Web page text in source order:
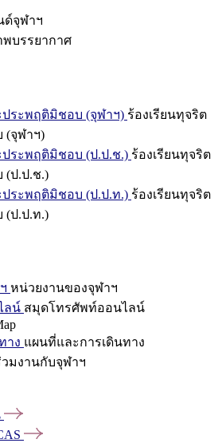
ด์จุฬาฯ
พบรรยากาศ
ประพฤติมิชอบ (จุฬาฯ) ร้องเรียนทุจริต
(จุฬาฯ)
ประพฤติมิชอบ (ป.ป.ช.) ร้องเรียนทุจริต
(ป.ป.ช.)
ประพฤติมิชอบ (ป.ป.ท.) ร้องเรียนทุจริต
(ป.ป.ท.)
หน่วยงานของจุฬาฯ
ลน์ สมุดโทรศัพท์ออนไลน์
าง แผนที่และการเดินทาง
วมงานกับจุฬาฯ